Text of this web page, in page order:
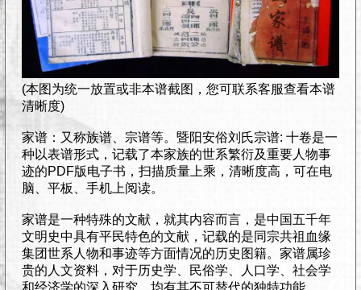
(本图为统一放置或非本谱截图，您可联系客服查看本谱
清晰度)
家谱：又称族谱、宗谱等。暨阳安俗刘氏宗谱: 十卷是一
种以表谱形式，记载了本家族的世系繁衍及重要人物事
迹的PDF版电子书，扫描质量上乘，清晰度高，可在电
脑、平板、手机上阅读。
家谱是一种特殊的文献，就其内容而言，是中国五千年
文明史中具有平民特色的文献，记载的是同宗共祖血缘
集团世系人物和事迹等方面情况的历史图籍。家谱属珍
贵的人文资料，对于历史学、民俗学、人口学、社会学